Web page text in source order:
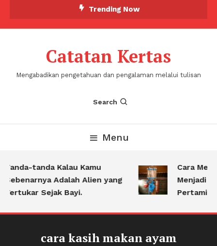
Trending Now
Catatan Kertas
Mengabadikan pengetahuan dan pengalaman melalui tulisan
Search
Menu
Tanda-tanda Kalau Kamu
Sebenarnya Adalah Alien yang
Tertukar Sejak Bayi.
Cara
Menjadi
cara kasih makan ayam